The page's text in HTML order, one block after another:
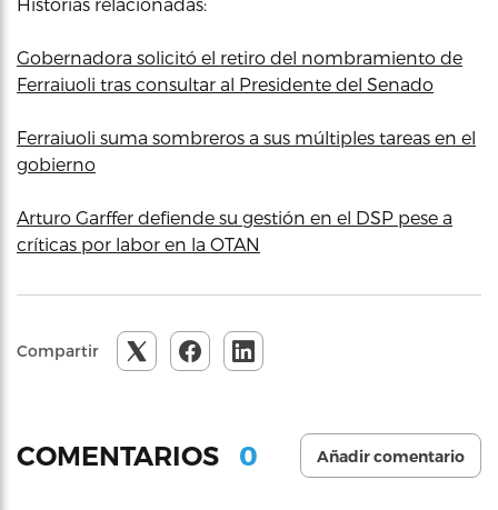
Gobernadora solicitó el retiro del nombramiento de
Ferraiuoli tras consultar al Presidente del Senado
Ferraiuoli suma sombreros a sus múltiples tareas en el
gobierno
Arturo Garffer defiende su gestión en el DSP pese a
críticas por labor en la OTAN
Compartir
COMENTARIOS 0 Añadir comentario